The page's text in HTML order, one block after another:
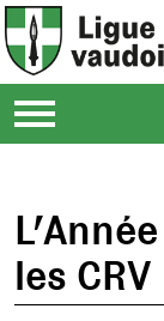
les CRV